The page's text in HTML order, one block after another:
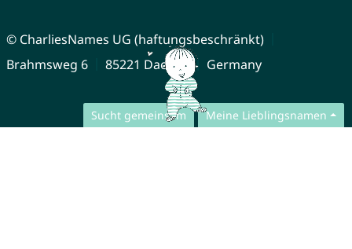
Sucht gemeinsam Meine Lieblingsnamen
© CharliesNames UG (haftungsbeschränkt)
Brahmsweg 6
85221 Dachau Germany